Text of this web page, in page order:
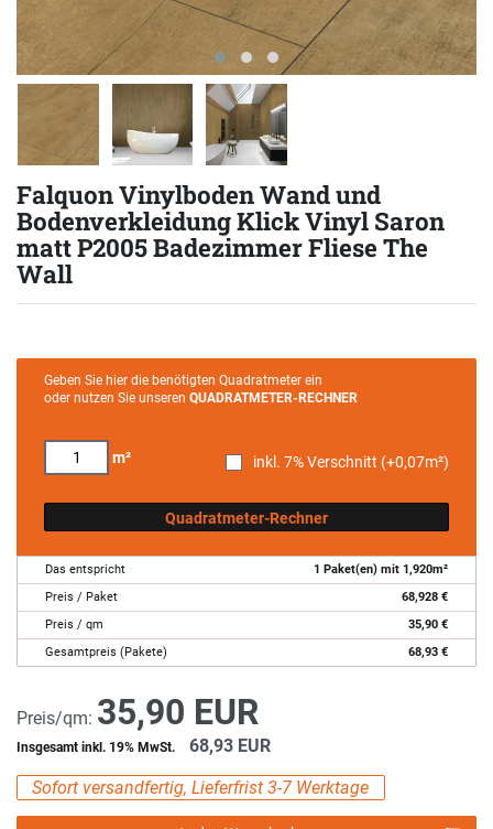
Falquon Vinylboden Wand und
Bodenverkleidung Klick Vinyl Saron
matt P2005 Badezimmer Fliese The
Wall
Geben Sie hier die benötigten Quadratmeter ein
oder nutzen Sie unseren QUADRATMETER-RECHNER
m² inkl. 7% Verschnitt (+0,07m²)
Quadratmeter-Rechner
Das entspricht 1 Paket(en) mit 1,920m²
Preis / Paket
68,928 €
Preis / qm
35,90 €
Gesamtpreis (Pakete)
68,93 €
Preis/qm: 35,90 EUR
Insgesamt inkl. 19% MwSt. 68,93 EUR
Sofort versandfertig, Lieferfrist 3-7 Werktage